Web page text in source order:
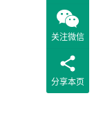
关注微信
分享本页